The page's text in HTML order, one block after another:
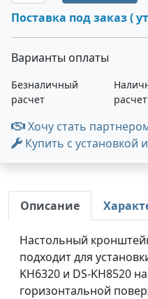
Поставка под заказ (
Варианты оплаты
Безналичный
расчет
расчет
Хочу стать
Купить с установкой
Описание
Настольный
подходит для
KH6320 и DS-KH8520
горизонтальной